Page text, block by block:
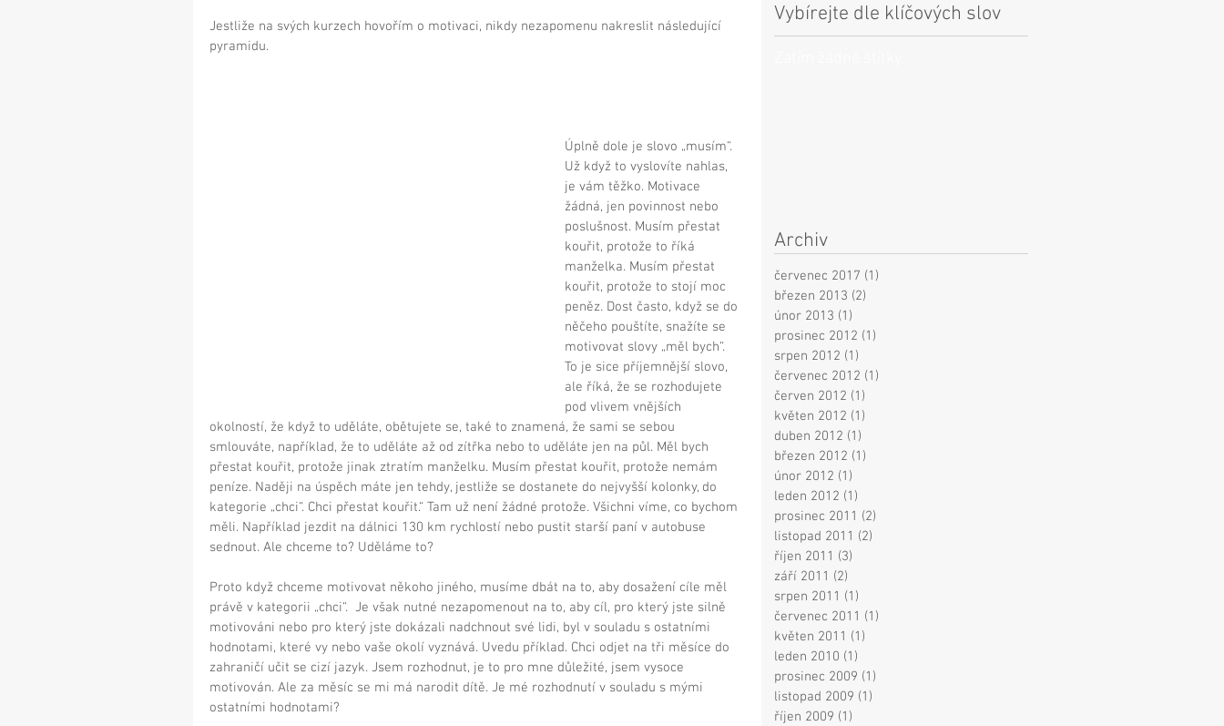
Jestliže na svých kurzech hovořím o motivaci, nikdy nezapomenu nakreslit následující
pyramidu.
Úplně dole je slovo „musím“.
Už když to vyslovíte nahlas,
je vám těžko. Motivace
žádná, jen povinnost nebo
poslušnost. Musím přestat
kouřit, protože to říká
manželka. Musím přestat
kouřit, protože to stojí moc
peněz. Dost často, když se do
něčeho pouštíte, snažíte se
motivovat slovy „měl bych“.
To je sice příjemnější slovo,
ale říká, že se rozhodujete
pod vlivem vnějších
okolností, že když to uděláte, obětujete se, také to znamená, že sami se sebou
smlouváte, například, že to uděláte až od zítřka nebo to uděláte jen na půl. Měl bych
přestat kouřit, protože jinak ztratím manželku. Musím přestat kouřit, protože nemám
peníze. Naději na úspěch máte jen tehdy, jestliže se dostanete do nejvyšší kolonky, do
kategorie „chci“. Chci přestat kouřit.“ Tam už není žádné protože. Všichni víme, co bychom
měli. Například jezdit na dálnici 130 km rychlostí nebo pustit starší paní v autobuse
sednout. Ale chceme to? Uděláme to?
Proto když chceme motivovat někoho jiného, musíme dbát na to, aby dosažení cíle měl
právě v kategorii „chci“.  Je však nutné nezapomenout na to, aby cíl, pro který jste silně
motivováni nebo pro který jste dokázali nadchnout své lidi, byl v souladu s ostatními
hodnotami, které vy nebo vaše okolí vyznává. Uvedu příklad. Chci odjet na tři měsíce do
zahraničí učit se cizí jazyk. Jsem rozhodnut, je to pro mne důležité, jsem vysoce
motivován. Ale za měsíc se mi má narodit dítě. Je mé rozhodnutí v souladu s mými
ostatními hodnotami?
Vybírejte dle klíčových slov
Archiv
červenec 2017 (1)
březen 2013 (2)
únor 2013 (1)
prosinec 2012 (1)
srpen 2012 (1)
červenec 2012 (1)
červen 2012 (1)
květen 2012 (1)
duben 2012 (1)
březen 2012 (1)
únor 2012 (1)
leden 2012 (1)
prosinec 2011 (2)
listopad 2011 (2)
říjen 2011 (3)
září 2011 (2)
srpen 2011 (1)
červenec 2011 (1)
květen 2011 (1)
leden 2010 (1)
prosinec 2009 (1)
listopad 2009 (1)
říjen 2009 (1)